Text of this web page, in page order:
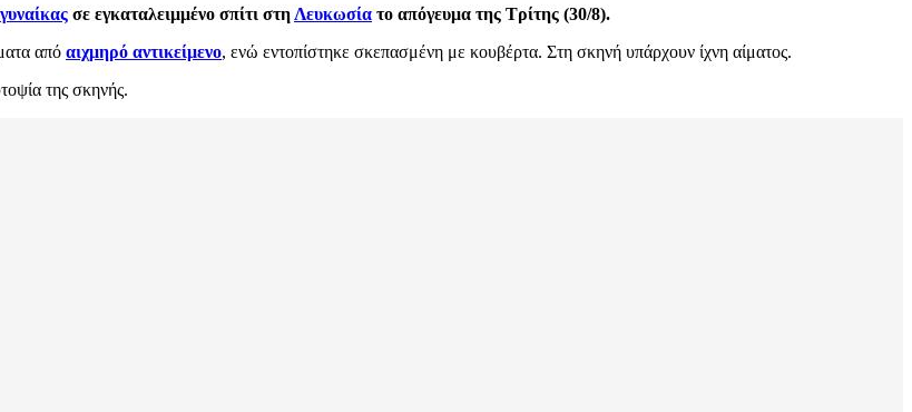
γυναίκας σε εγκαταλειμμένο σπίτι στη Λευκωσία το απόγευμα της Τρίτης (30/8).
από αιχμηρό αντικείμενο, ενώ εντοπίστηκε σκεπασμένη με κουβέρτα. Στη σκηνή υπάρχουν ίχνη αίματος.
της σκηνής.